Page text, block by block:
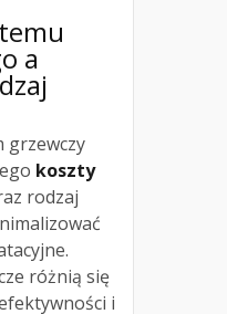
a
grzewczy
koszty
rodzaj
różnią się
i